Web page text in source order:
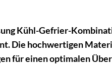
Kühl-Gefrier-
Die hochwertigen
für einen optimalen